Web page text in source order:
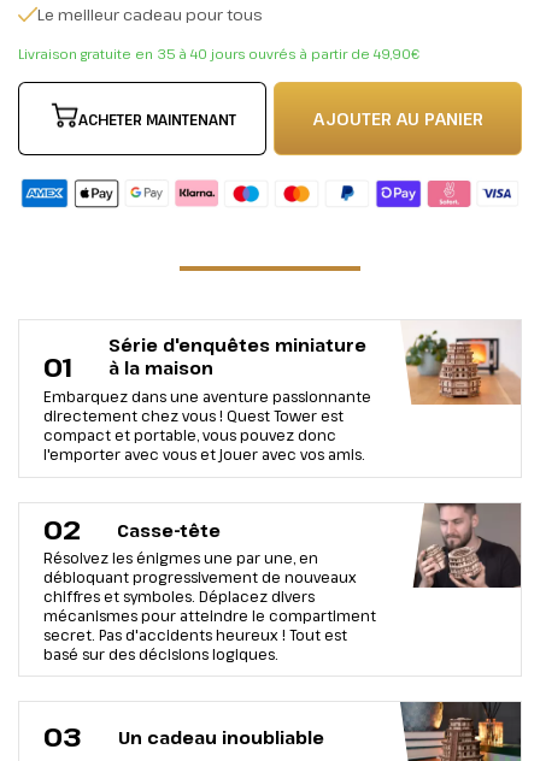
Le meilleur cadeau pour tous
Livraison gratuite en 35 à 40 jours ouvrés à partir de 49,90€
ACHETER MAINTENANT AJOUTER AU PANIER
01
Série d'enquêtes miniature
à la maison
Embarquez dans une aventure passionnante
directement chez vous ! Quest Tower est
compact et portable, vous pouvez donc
l'emporter avec vous et jouer avec vos amis.
02 Casse-tête
Résolvez les énigmes une par une, en
débloquant progressivement de nouveaux
chiffres et symboles. Déplacez divers
mécanismes pour atteindre le compartiment
secret. Pas d'accidents heureux ! Tout est
basé sur des décisions logiques.
03 Un cadeau inoubliable